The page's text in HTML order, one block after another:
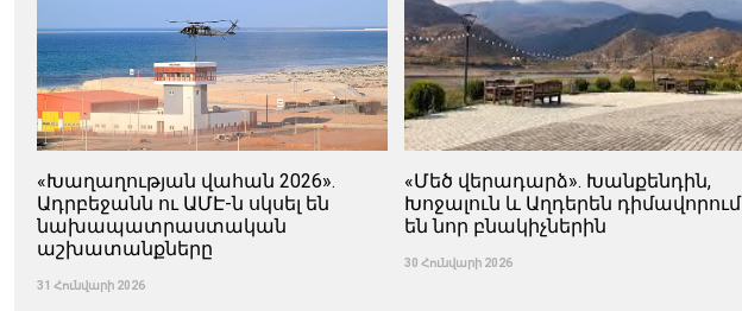
«Խաղաղության վահան 2026».
Ադրբեջանն ու ԱՄԷ-ն սկսել են
նախապատրաստական ​​
աշխատանքները
31 Հունվարի 2026
«Մեծ վերադարձ». Խանքենդին,
Խոջալուն և Աղդերեն դիմավորում
են նոր բնակիչներին
30 Հունվարի 2026